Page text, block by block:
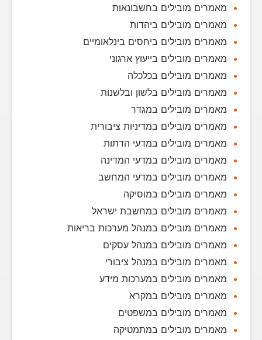
מאמרים מובילים בחשבונאות
מאמרים מובילים ביהדות
מאמרים מובילים ביחסים בינלאומיים
מאמרים מובילים בייעוץ ארגוני
מאמרים מובילים בכלכלה
מאמרים מובילים בלשון ובלשנות
מאמרים מובילים במגדר
מאמרים מובילים במדיניות ציבורית
מאמרים מובילים במדעי הדתות
מאמרים מובילים במדעי המדינה
מאמרים מובילים במדעי המחשב
מאמרים מובילים במוסיקה
מאמרים מובילים במחשבת ישראל
מאמרים מובילים במנהל מערכות בריאות
מאמרים מובילים במנהל עסקים
מאמרים מובילים במנהל ציבורי
מאמרים מובילים במערכות מידע
מאמרים מובילים במקרא
מאמרים מובילים במשפטים
מאמרים מובילים במתמטיקה